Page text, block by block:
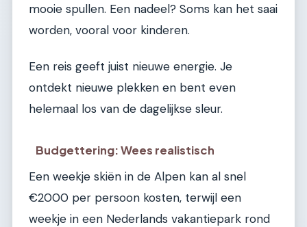
mooie spullen. Een nadeel? Soms kan het saai
worden, vooral voor kinderen.
Een reis geeft juist nieuwe energie. Je
ontdekt nieuwe plekken en bent even
helemaal los van de dagelijkse sleur.
Budgettering: Wees realistisch
Een weekje skiën in de Alpen kan al snel
€2000 per persoon kosten, terwijl een
weekje in een Nederlands vakantiepark rond